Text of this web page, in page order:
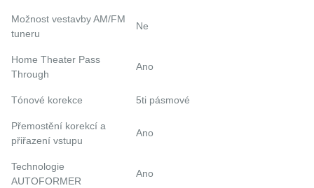
Možnost vestavby AM/FM
tuneru
Ne
Home Theater Pass
Through
Ano
Tónové korekce 5ti pásmové
Přemostění korekcí a
přiřazení vstupu
Ano
Technologie
AUTOFORMER
Ano